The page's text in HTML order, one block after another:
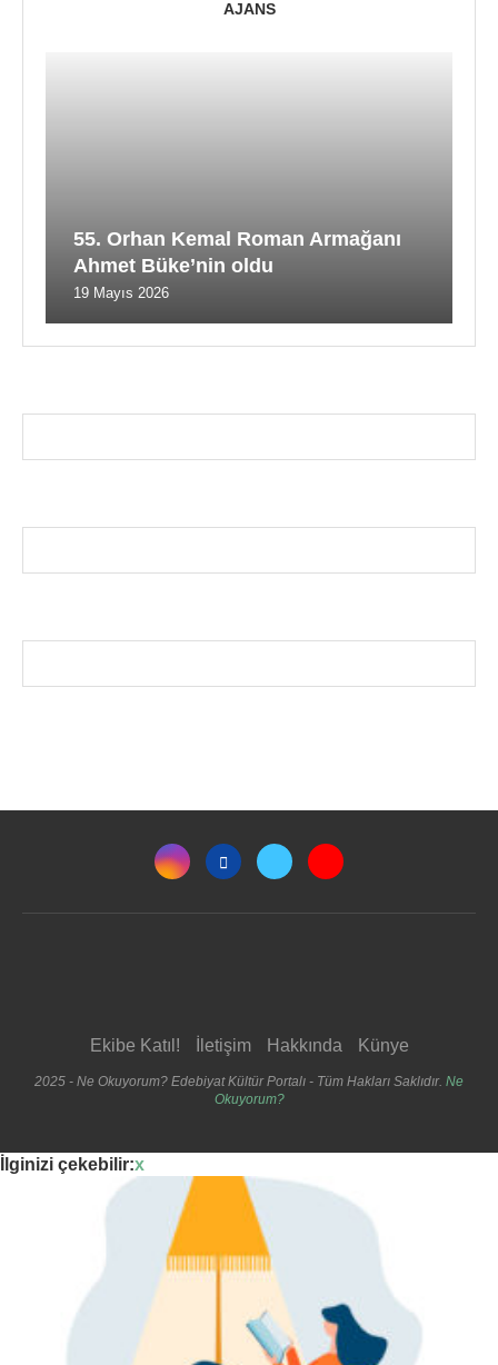
AJANS
55. Orhan Kemal Roman Armağanı
Ahmet Büke’nin oldu
19 Mayıs 2026
Ekibe Katıl! İletişim Hakkında Künye
2025 - Ne Okuyorum? Edebiyat Kültür Portalı - Tüm Hakları Saklıdır. Ne
Okuyorum?
İlginizi çekebilir:x